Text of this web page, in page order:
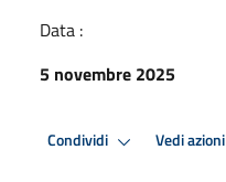
Data :
5 novembre 2025
Condividi Vedi azioni